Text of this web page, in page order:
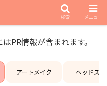
PR情報が含まれます。
アートメイク ヘッドスパ
検索 メニュー